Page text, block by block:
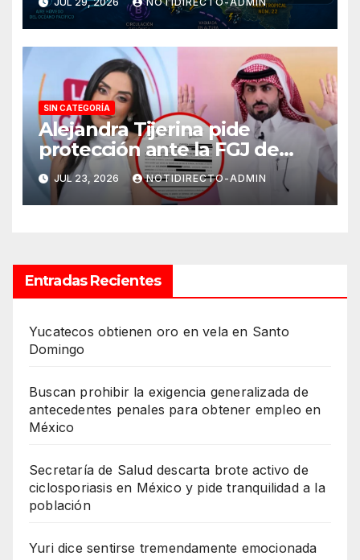
SIN CATEGORÍA
Alejandra Tijerina pide
protección ante la FGJ de
CdMx por vîolêncîa mediática
y psicológica de Masad
Altamimi, integrante de La
JUL 23, 2026 NOTIDIRECTO-ADMIN
Entradas Recientes
Yucatecos obtienen oro en vela en Santo
Domingo
Buscan prohibir la exigencia generalizada de
antecedentes penales para obtener empleo en
México
Secretaría de Salud descarta brote activo de
ciclosporiasis en México y pide tranquilidad a la
población
Yuri dice sentirse tremendamente emocionada